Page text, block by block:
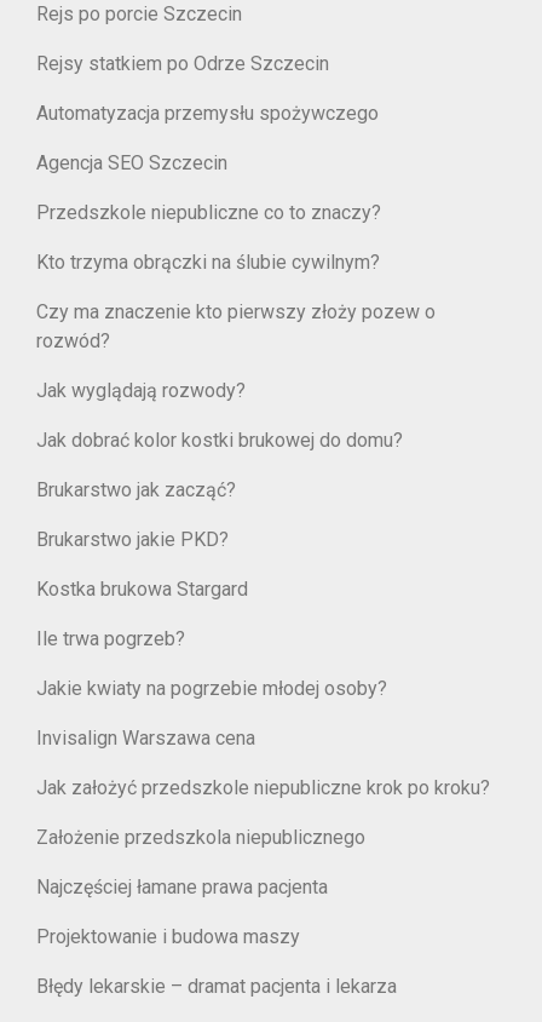
Rejs po porcie Szczecin
Rejsy statkiem po Odrze Szczecin
Automatyzacja przemysłu spożywczego
Agencja SEO Szczecin
Przedszkole niepubliczne co to znaczy?
Kto trzyma obrączki na ślubie cywilnym?
Czy ma znaczenie kto pierwszy złoży pozew o
rozwód?
Jak wyglądają rozwody?
Jak dobrać kolor kostki brukowej do domu?
Brukarstwo jak zacząć?
Brukarstwo jakie PKD?
Kostka brukowa Stargard
Ile trwa pogrzeb?
Jakie kwiaty na pogrzebie młodej osoby?
Invisalign Warszawa cena
Jak założyć przedszkole niepubliczne krok po kroku?
Założenie przedszkola niepublicznego
Najczęściej łamane prawa pacjenta
Projektowanie i budowa maszy
Błędy lekarskie – dramat pacjenta i lekarza